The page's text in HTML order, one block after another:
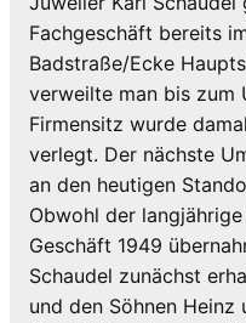
Fachgeschäft bereits
Badstraße/Ecke
verweilte man bis zum
Firmensitz wurde
verlegt. Der nächste
an den heutigen
Obwohl der
Geschäft 1949
Schaudel zunächst
und den Söhnen Heinz